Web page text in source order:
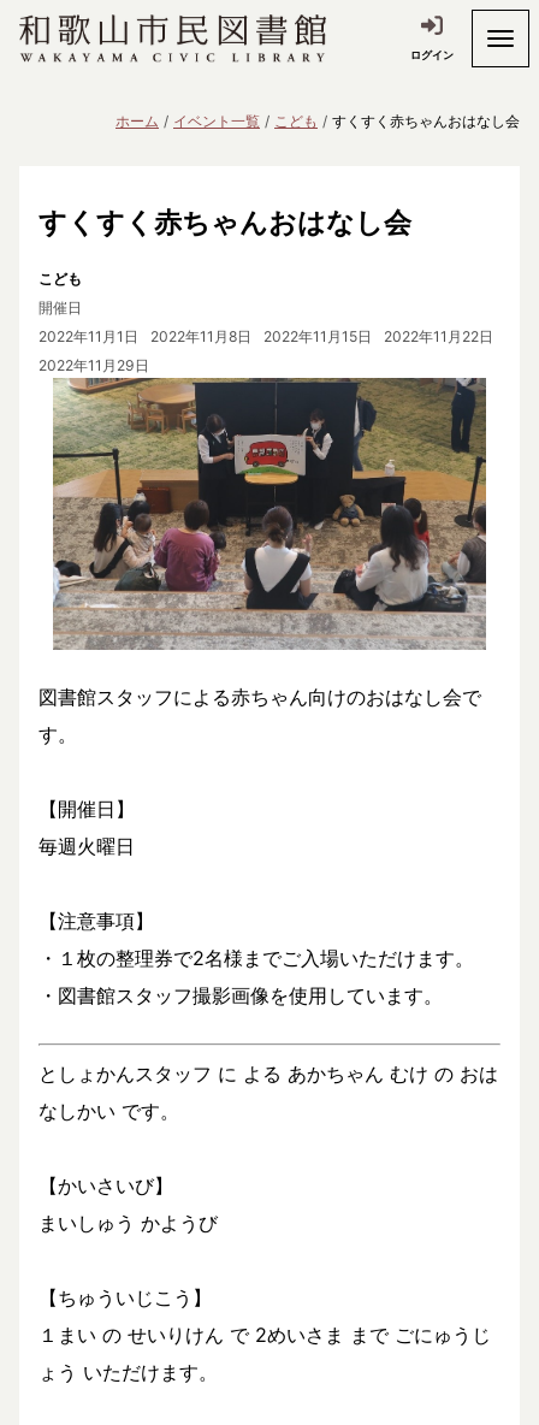
ログイン
ホーム イベント一覧 こども すくすく赤ちゃんおはなし会
すくすく赤ちゃんおはなし会
こども
開催日
2022年11月1日
2022年11月8日 2022年11月15日
2022年11月22日
2022年11月29日
図書館スタッフによる赤ちゃん向けのおはなし会で
す。
【開催日】
毎週火曜日
【注意事項】
・１枚の整理券で2名様までご入場いただけます。
・図書館スタッフ撮影画像を使用しています。
としょかんスタッフ に よる あかちゃん むけ の おは
なしかい です。
【かいさいび】
まいしゅう かようび
【ちゅういじこう】
１まい の せいりけん で 2めいさま まで ごにゅうじ
ょう いただけます。